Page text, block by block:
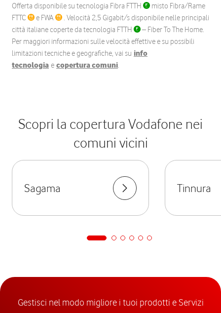
Offerta disponibile su tecnologia Fibra FTTH
misto Fibra/Rame
FTTC
e FWA
. Velocità 2,5 Gigabit/s disponibile nelle principali
città italiane coperte da tecnologia FTTH
– Fiber To The Home.
Per maggiori informazioni sulle velocità effettive e su possibili
limitazioni tecniche e geografiche, vai su info
tecnologia e copertura comuni.
Scopri la copertura Vodafone nei
comuni vicini
Sagama Tinnura
Gestisci nel modo migliore i tuoi prodotti e Servizi